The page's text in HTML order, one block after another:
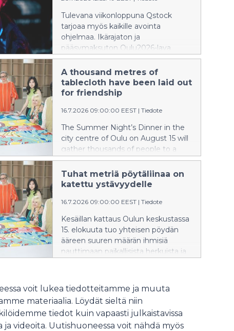
Tulevana viikonloppuna Qstock
tarjoaa myös kaikille avointa
ohjelmaa. Ikärajaton ja
pääsymaksuton Oulu2026-lava
sijaitsee Linnansaaressa ennen
festivaalialueen portteja, joten
ohjelmasta pääsee nauttimaan
myös ilman festarilippua. Qstock
kolmannentoista kerran peräkkäin.
Oulu2026-lavan yhteydessä on
anniskelualue (K-18), wc:t ja
ruokapalveluita.
A thousand metres of
tablecloth have been laid out
for friendship
16.7.2026 09:00:00 EEST | Tiedote
The Summer Night’s Dinner in the
city centre of Oulu on August 15 will
gather thousands of people to a
shared table to enjoy local delicacies
and each other’s company. Proto –
Designers' Association of Northern
kilometer-long tablecloth as unique
as the event itself.
Tuhat metriä pöytäliinaa on
katettu ystävyydelle
16.7.2026 09:00:00 EEST | Tiedote
Kesäillan kattaus Oulun keskustassa
15. elokuuta tuo yhteisen pöydän
ääreen suuren määrän ihmisiä
nauttimaan paikallisista herkuista ja
suunnitella kilometrin matkalle yhtä
ainutlaatuisen pöytäliinan kuin koko
tapahtuma on.
voit lukea tiedotteitamme ja muuta
materiaalia. Löydät sieltä niin
tiedot kuin vapaasti julkaistavissa
ja videoita. Uutishuoneessa voit nähdä myös